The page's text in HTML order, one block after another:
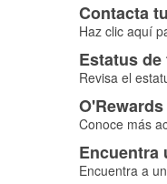
Contacta
Haz clic aquí
Estatus
Revisa el
O'Rewards
Conoce más
Encuentra
Encuentra a